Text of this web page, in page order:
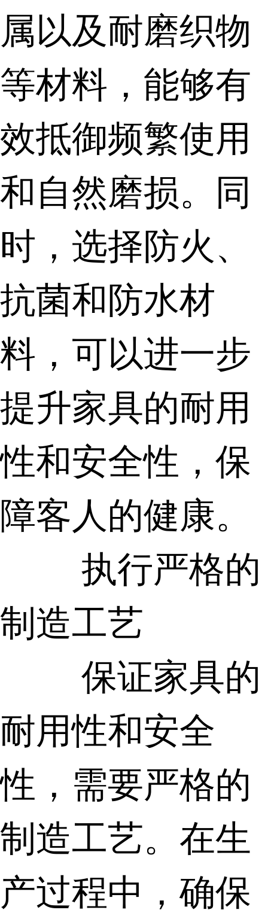
属以及耐磨织物
等材料，能够有
效抵御频繁使用
和自然磨损。同
时，选择防火、
抗菌和防水材
料，可以进一步
提升家具的耐用
性和安全性，保
障客人的健康。
执行严格的
制造工艺
保证家具的
耐用性和安全
性，需要严格的
制造工艺。在生
产过程中，确保